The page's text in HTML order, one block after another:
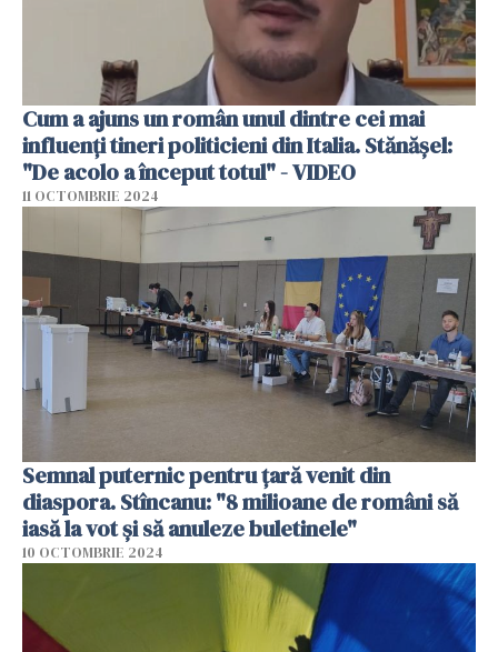
Cum a ajuns un român unul dintre cei mai
influenți tineri politicieni din Italia. Stănășel:
"De acolo a început totul" - VIDEO
11 OCTOMBRIE 2024
Semnal puternic pentru țară venit din
diaspora. Stîncanu: "8 milioane de români să
iasă la vot și să anuleze buletinele"
10 OCTOMBRIE 2024